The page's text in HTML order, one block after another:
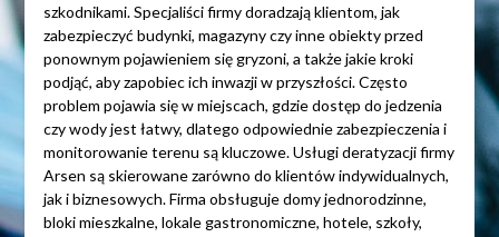
szkodnikami. Specjaliści firmy doradzają klientom, jak
zabezpieczyć budynki, magazyny czy inne obiekty przed
ponownym pojawieniem się gryzoni, a także jakie kroki
podjąć, aby zapobiec ich inwazji w przyszłości. Często
problem pojawia się w miejscach, gdzie dostęp do jedzenia
czy wody jest łatwy, dlatego odpowiednie zabezpieczenia i
monitorowanie terenu są kluczowe. Usługi deratyzacji firmy
Arsen są skierowane zarówno do klientów indywidualnych,
jak i biznesowych. Firma obsługuje domy jednorodzinne,
bloki mieszkalne, lokale gastronomiczne, hotele, szkoły,